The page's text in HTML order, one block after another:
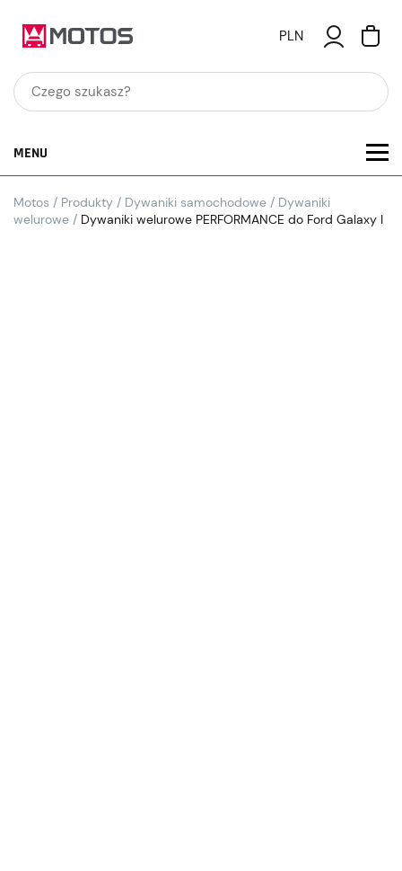
PLN
MENU
Motos / Produkty / Dywaniki samochodowe / Dywaniki
welurowe / Dywaniki welurowe PERFORMANCE do Ford Galaxy I